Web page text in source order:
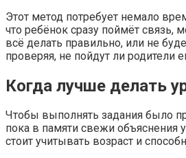
Этот метод потребует немало
что ребёнок сразу поймёт связь,
всё делать правильно, или не
проверяя, не пойдут ли родители
Когда лучше делать
Чтобы выполнять задания было
пока в памяти свежи объяснения
стоит учитывать возраст и